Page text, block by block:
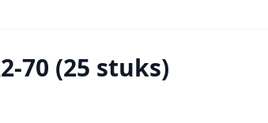
70 (25 stuks)